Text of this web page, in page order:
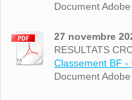
Document
27 novembre
RESULTATS
Classement BF -
Document